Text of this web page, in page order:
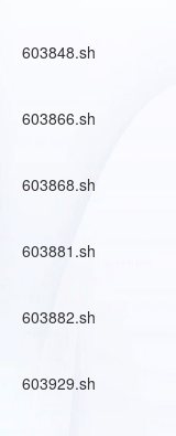
603848.sh
603866.sh
603868.sh
603881.sh
603882.sh
603929.sh